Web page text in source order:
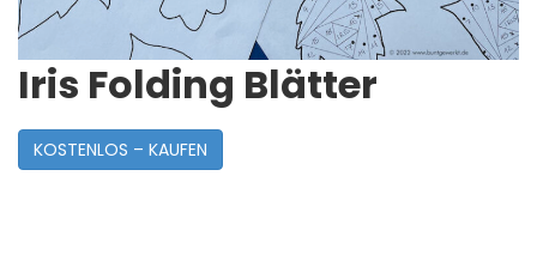
Iris Folding Blätter
KOSTENLOS – KAUFEN